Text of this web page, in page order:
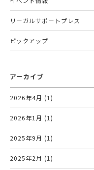
リーガルサポートプレス
ピックアップ
アーカイブ
2026年4月 (1)
2026年1月 (1)
2025年9月 (1)
2025年2月 (1)